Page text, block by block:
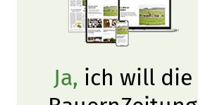
Ja, ich will die